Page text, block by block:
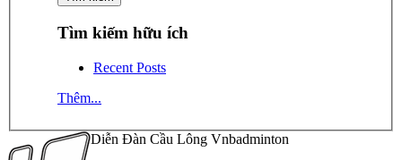
Tìm kiếm hữu ích
Recent Posts
Thêm...
Diễn Đàn Cầu Lông Vnbadminton